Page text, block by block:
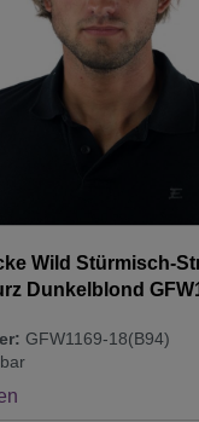
Wild Stürmisch-
Dunkelblond
GFW1169-18(B94)